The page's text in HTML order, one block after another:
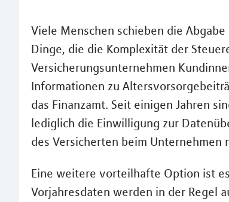
Viele Menschen schieben die
Dinge, die die Komplexität der
Versicherungsunternehmen
Informationen zu
das Finanzamt. Seit einigen Jahren
lediglich die Einwilligung zur
des Versicherten beim Unternehmen
Eine weitere vorteilhafte Option ist
Vorjahresdaten werden in der Regel